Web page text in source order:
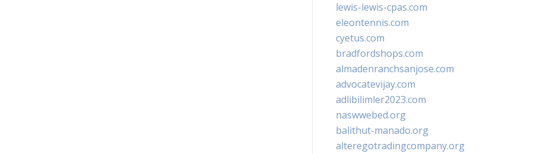
lewis-lewis-cpas.com
eleontennis.com
cyetus.com
bradfordshops.com
almadenranchsanjose.com
advocatevijay.com
adlibilimler2023.com
naswwebed.org
balithut-manado.org
alteregotradingcompany.org